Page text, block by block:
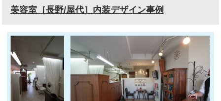
美容室［長野/屋代］内装デザイン事例